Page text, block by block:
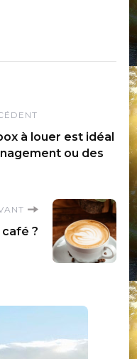
à louer est idéal
ou des
?